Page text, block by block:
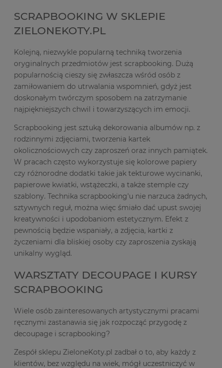
SCRAPBOOKING W SKLEPIE
ZIELONEKOTY.PL
Kolejną, niezwykle popularną techniką tworzenia
oryginalnych przedmiotów jest scrapbooking. Dużą
popularnością cieszy się zwłaszcza wśród osób z
zamiłowaniem do utrwalania wspomnień, gdyż jest
doskonałym twórczym sposobem na zatrzymanie
najpiękniejszych chwil i towarzyszących im emocji.
Scrapbooking jest sztuką dekorowania albumów np. z
rodzinnymi zdjęciami, tworzenia kartek
okolicznościowych czy zaproszeń oraz innych pamiątek.
W pracach często wykorzystuje się kolorowe papiery
czy różnorodne dodatki takie jak tekturowe wycinanki,
papierowe kwiatki, wstążeczki, a także stemple czy
szablony. Technika scrapbooking'u nie narzuca żadnych,
sztywnych reguł, można więc śmiało dać upust swojej
kreatywności i upodobaniom estetycznym. Efekt z
pewnością będzie wspaniały, a zdjęcia, kartki z
życzeniami dla bliskiej osoby czy zaproszenia zyskają
unikalny wygląd.
WARSZTATY DECOUPAGE I KURSY
SCRAPBOOKING
Wiele osób zainteresowanych artystycznymi pracami
ręcznymi zastanawia się jak rozpocząć przygodę z
decoupage i scrapbooking?
Zespół sklepu ZieloneKoty.pl zadbał o to, aby każdy z
klientów, bez względu na wiek, mógł uczestniczyć w